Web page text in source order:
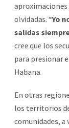
aproximaciones
olvidadas. “Yo
salidas
cree que los
para presionar
Habana.
En otras
los territorios de
comunidades, a